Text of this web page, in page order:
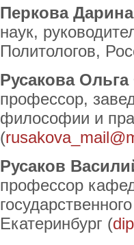
Перкова
наук,
Политологов,
Русакова
профессор,
философии и
(
Русаков
профессор
Екатеринбург (